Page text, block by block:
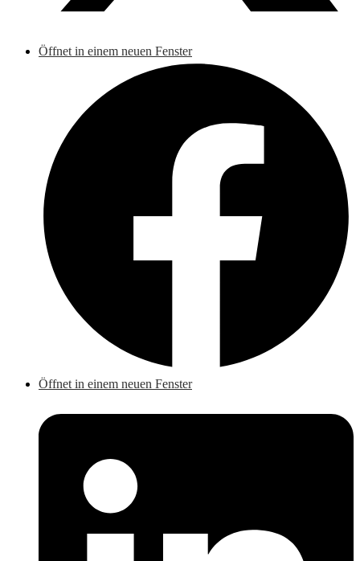
Öffnet in einem neuen Fenster
Öffnet in einem neuen Fenster